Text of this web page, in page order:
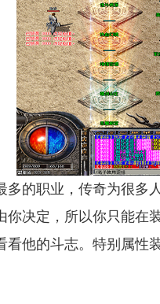
的职业，传奇为很多
你决定，所以你只能在
看他的斗志。特别属性